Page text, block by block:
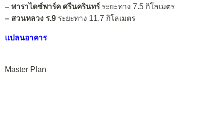
– พาราไดซ์พาร์ค ศรีนครินทร์ระยะทาง 7.5 กิโลเมตร
– สวนหลวง ร.9 ระยะทาง 11.7 กิโลเมตร
แปลนอาคาร
Master Plan